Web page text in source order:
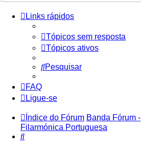
Links rápidos
Tópicos sem resposta
Tópicos ativos
Pesquisar
FAQ
Ligue-se
Índice do Fórum Banda Fórum -
Filarmónica Portuguesa
Pesquisar